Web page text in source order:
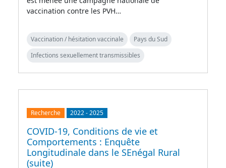
vaccination contre les PVH…
Vaccination / hésitation vaccinale
Pays du Sud
Infections sexuellement transmissibles
Recherche 2022-2025
COVID-19, Conditions de vie et
Comportements : Enquête
Longitudinale dans le SEnégal Rural
(suite)